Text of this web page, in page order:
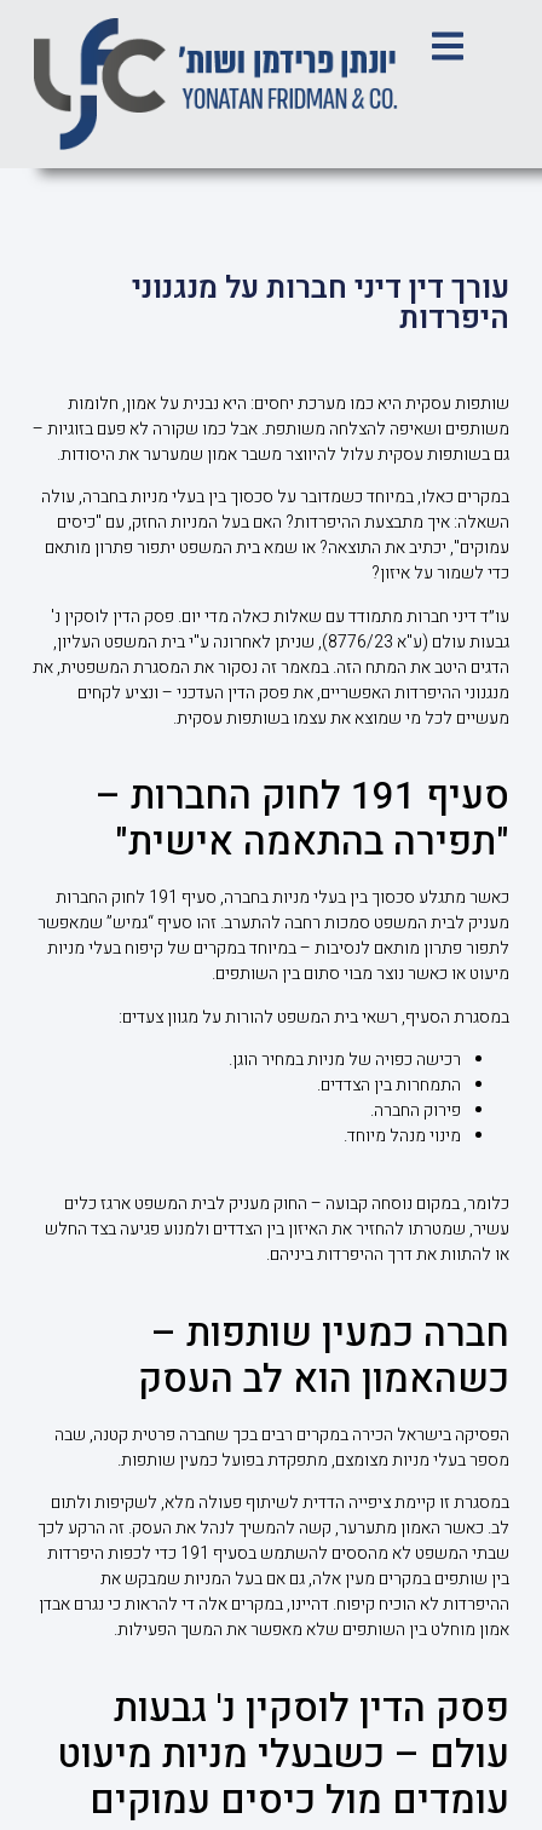
עורך דין דיני חברות על מנגנוני
היפרדות
שותפות עסקית היא כמו מערכת יחסים: היא נבנית על אמון, חלומות
משותפים ושאיפה להצלחה משותפת. אבל כמו שקורה לא פעם בזוגיות –
גם בשותפות עסקית עלול להיווצר משבר אמון שמערער את היסודות.
במקרים כאלו, במיוחד כשמדובר על סכסוך בין בעלי מניות בחברה, עולה
השאלה: איך מתבצעת ההיפרדות? האם בעל המניות החזק, עם "כיסים
עמוקים", יכתיב את התוצאה? או שמא בית המשפט יתפור פתרון מותאם
כדי לשמור על איזון?
עו״ד דיני חברות מתמודד עם שאלות כאלה מדי יום. פסק הדין לוסקין נ'
גבעות עולם (ע"א 8776/23), שניתן לאחרונה ע"י בית המשפט העליון,
הדגים היטב את המתח הזה. במאמר זה נסקור את המסגרת המשפטית, את
מנגנוני ההיפרדות האפשריים, את פסק הדין העדכני – ונציע לקחים
מעשיים לכל מי שמוצא את עצמו בשותפות עסקית.
סעיף 191 לחוק החברות –
"תפירה בהתאמה אישית"
כאשר מתגלע סכסוך בין בעלי מניות בחברה, סעיף 191 לחוק החברות
מעניק לבית המשפט סמכות רחבה להתערב. זהו סעיף “גמיש” שמאפשר
לתפור פתרון מותאם לנסיבות – במיוחד במקרים של קיפוח בעלי מניות
מיעוט או כאשר נוצר מבוי סתום בין השותפים.
במסגרת הסעיף, רשאי בית המשפט להורות על מגוון צעדים:
רכישה כפויה של מניות במחיר הוגן.
התמחרות בין הצדדים.
פירוק החברה.
מינוי מנהל מיוחד.
כלומר, במקום נוסחה קבועה – החוק מעניק לבית המשפט ארגז כלים
עשיר, שמטרתו להחזיר את האיזון בין הצדדים ולמנוע פגיעה בצד החלש
או להתוות את דרך ההיפרדות ביניהם.
חברה כמעין שותפות –
כשהאמון הוא לב העסק
הפסיקה בישראל הכירה במקרים רבים בכך שחברה פרטית קטנה, שבה
מספר בעלי מניות מצומצם, מתפקדת בפועל כמעין שותפות.
במסגרת זו קיימת ציפייה הדדית לשיתוף פעולה מלא, לשקיפות ולתום
לב. כאשר האמון מתערער, קשה להמשיך לנהל את העסק. זה הרקע לכך
שבתי המשפט לא מהססים להשתמש בסעיף 191 כדי לכפות היפרדות
בין שותפים במקרים מעין אלה, גם אם בעל המניות שמבקש את
ההיפרדות לא הוכיח קיפוח. דהיינו, במקרים אלה די להראות כי נגרם אבדן
אמון מוחלט בין השותפים שלא מאפשר את המשך הפעילות.
פסק הדין לוסקין נ' גבעות
עולם – כשבעלי מניות מיעוט
עומדים מול כיסים עמוקים